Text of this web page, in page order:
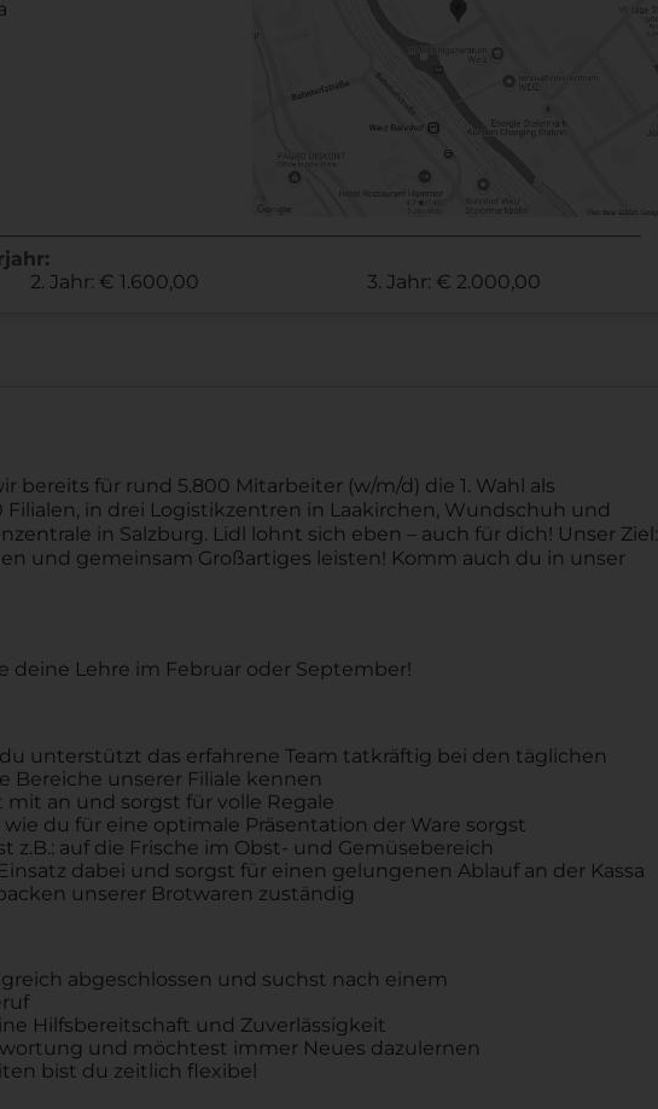
2. Jahr: € 1.600,00 3. Jahr: € 2.000,00
bereits für rund 5.800 Mitarbeiter (w/m/d) die 1. Wahl als
in drei Logistikzentren in Laakirchen, Wundschuh und
in Salzburg. Lidl lohnt sich eben – auch für dich! Unser Ziel:
und gemeinsam Großartiges leisten! Komm auch du in unser
Lehre im Februar oder September!
unterstützt das erfahrene Team tatkräftig bei den täglichen
Bereiche unserer Filiale kennen
an und sorgst für volle Regale
du für eine optimale Präsentation der Ware sorgst
z.B.: auf die Frische im Obst- und Gemüsebereich
dabei und sorgst für einen gelungenen Ablauf an der Kassa
unserer Brotwaren zuständig
abgeschlossen und suchst nach einem
Hilfsbereitschaft und Zuverlässigkeit
und möchtest immer Neues dazulernen
bist du zeitlich flexibel